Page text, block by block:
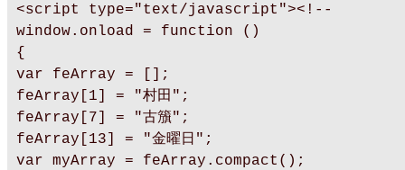
<script type="text/javascript"><!--
window.onload = function ()
{
var feArray = [];
feArray[1] = "村田";
feArray[7] = "古籏";
feArray[13] = "金曜日";
var myArray = feArray.compact();